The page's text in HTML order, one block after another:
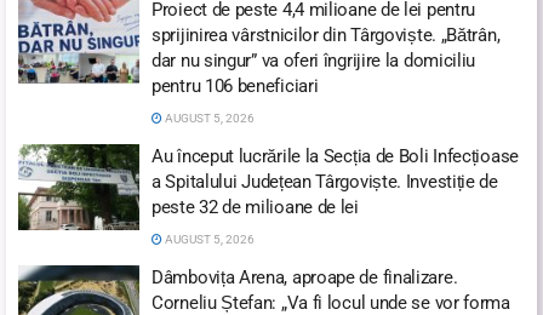
Proiect de peste 4,4 milioane de lei pentru
sprijinirea vârstnicilor din Târgoviște. „Bătrân,
dar nu singur” va oferi îngrijire la domiciliu
pentru 106 beneficiari
AUGUST 5, 2026
Au început lucrările la Secția de Boli Infecțioase
a Spitalului Județean Târgoviște. Investiție de
peste 32 de milioane de lei
AUGUST 5, 2026
Dâmbovița Arena, aproape de finalizare.
Corneliu Ștefan: „Va fi locul unde se vor forma